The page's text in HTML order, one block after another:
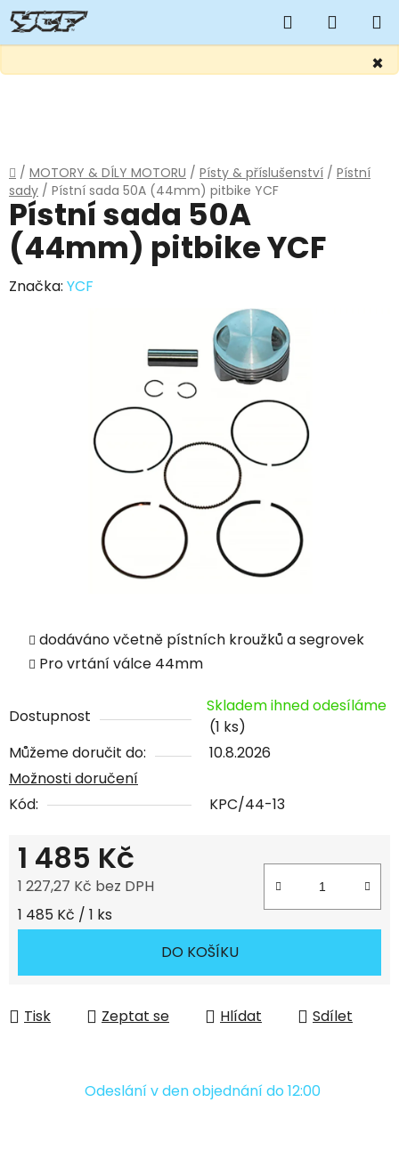
×
Hledat
KOŠÍK
Domů
/ MOTORY & DÍLY MOTORU / Písty & příslušenství / Pístní
sady / Pístní sada 50A (44mm) pitbike YCF
dodáváno včetně pístních kroužků a segrovek
Pro vrtání válce 44mm
Dostupnost
Skladem ihned odesíláme
(1 ks)
Můžeme doručit do:
10.8.2026
Možnosti doručení
Kód:
KPC/44-13
1 485 Kč
1 227,27 Kč bez DPH
Měrná cena:
1 485 Kč / 1 ks
DO KOŠÍKU
Tisk Zeptat se Hlídat Sdílet
Pístní sada 50A
(44mm) pitbike YCF
Značka: YCF
Odeslání v den objednání do 12:00